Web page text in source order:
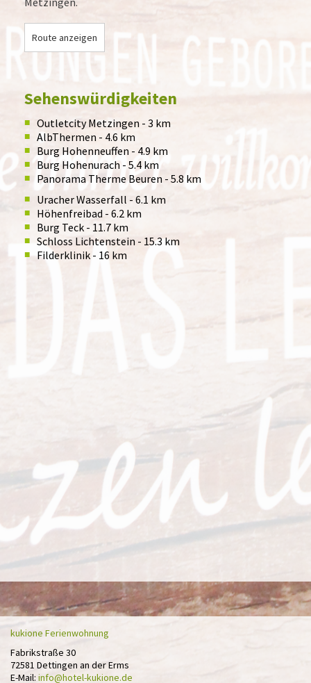
Route anzeigen
Sehenswürdigkeiten
Outletcity Metzingen - 3 km
AlbThermen - 4.6 km
Burg Hohenneuffen - 4.9 km
Burg Hohenurach - 5.4 km
Panorama Therme Beuren - 5.8 km
Uracher Wasserfall - 6.1 km
Höhenfreibad - 6.2 km
Burg Teck - 11.7 km
Schloss Lichtenstein - 15.3 km
Filderklinik - 16 km
kukione Ferienwohnung
Fabrikstraße 30
72581 Dettingen an der Erms
E-Mail: info@hotel-kukione.de